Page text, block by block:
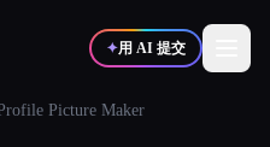
✦用 AI 提交
Picture Maker